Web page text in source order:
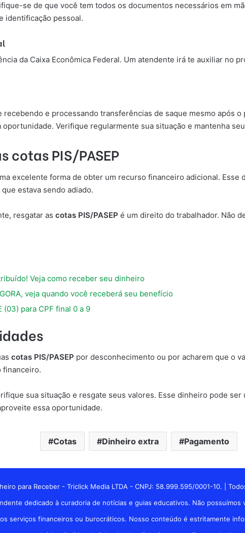
se de que você tem todos os documentos necessários em
identificação pessoal.
da Caixa Econômica Federal. Um atendente irá te auxiliar no
recebendo e processando transferências de saque mesmo após
Verifique regularmente sua situação e mantenha
cotas PIS/PASEP
excelente forma de obter um recurso financeiro adicional.
estava sendo adiado.
resgatar as cotas PIS/PASEP é um direito do trabalhador. Não
Veja como receber seu dinheiro
veja quando você receberá seu benefício
(03) para CPF final 0 a 9
cotas PIS/PASEP por desconhecimento ou por acharem que o
financeiro.
sua situação e resgate seus valores. Esse dinheiro pode
essa oportunidade.
Cotas Dinheiro extra Pagamento
para Receber - Triclick Media LTDA - CNPJ: 58.999.595/0001-10. |
dedicado à curadoria de notícias e guias educativos. Não
serviços financeiros ou burocráticos. Nosso conteúdo é estritamente